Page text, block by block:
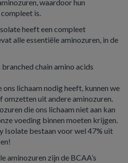
waardoor hun
is.
heeft een compleet
alle essentiële aminozuren, in de
chain amino acids
ons lichaam nodig heeft, kunnen we
omzetten uit andere aminozuren.
die ons lichaam niet aan kan
voeding binnen moeten krijgen.
Isolate bestaan voor wel 47% uit
aminozuren zijn de BCAA’s